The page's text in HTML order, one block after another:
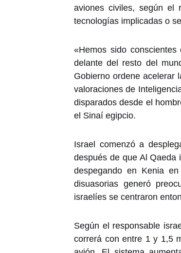
aviones civiles, según el
tecnologías implicadas o
«Hemos sido
delante del resto del
Gobierno ordene acelerar
valoraciones de
disparados desde el
el Sinaí egipcio.
Israel comenzó a
después de que Al Qaeda
despegando en Kenia
disuasorias generó
israelíes se centraron
Según el responsable
correrá con entre 1 y 1,5